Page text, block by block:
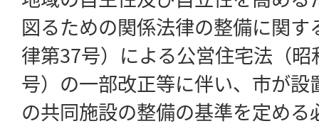
図るための関係法律の整備に関
律第37号）による公営住宅法（
号）の一部改正等に伴い、市が設
の共同施設の整備の基準を定める